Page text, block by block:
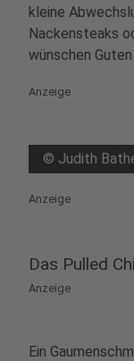
kleine
Nackensteaks
wünschen
Anzeige
© Judith
Anzeige
Das Pulled
Anzeige
Ein